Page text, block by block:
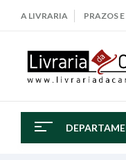
A LIVRARIA PRAZOS